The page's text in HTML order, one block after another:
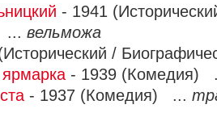
- 1941
... вельможа
/
- 1939 (Комедия)
- 1937 (Комедия) ...